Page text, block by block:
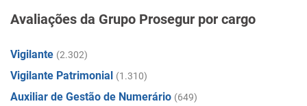
Avaliações da Grupo Prosegur por cargo
Vigilante (2.302)
Vigilante Patrimonial (1.310)
Auxiliar de Gestão de Numerário (649)